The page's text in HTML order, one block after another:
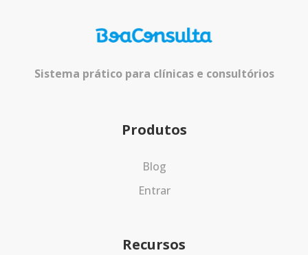
Sistema prático para clínicas e consultórios
Produtos
Blog
Entrar
Recursos